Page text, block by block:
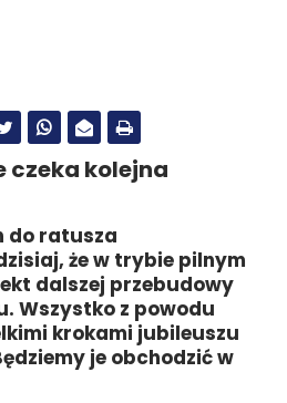
czeka kolejna
do ratusza
że w trybie pilnym
dalszej przebudowy
Wszystko z powodu
krokami jubileuszu
je obchodzić w